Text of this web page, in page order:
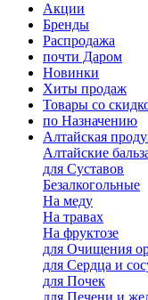
Акции
Бренды
Распродажа
почти Даром
Новинки
Хиты продаж
Товары со
по Назначению
Алтайская
Алтайские
для Суставов
Безалкогольные
На меду
На травах
На фруктозе
для Очищения
для Сердца и
для Почек
для Печени и